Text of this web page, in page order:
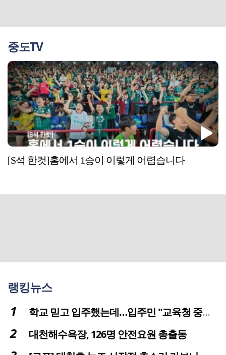
중도TV
[S석 한컷]홈에서 1승이 이렇게 어렵습니다
랭킹뉴스
학교 믿고 입주했는데…입주민 "교육청 중재 나서라"
대천해수욕장, 126명 안전요원 총출동